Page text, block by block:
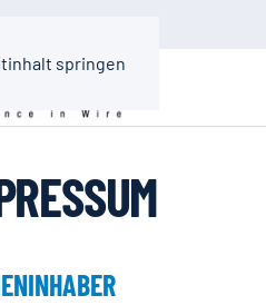
springen